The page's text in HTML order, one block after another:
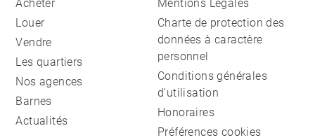
Acheter
Louer
Vendre
Les quartiers
Nos agences
Barnes
Actualités
Mentions Légales
Charte de protection des
données à caractère
personnel
Conditions générales
d'utilisation
Honoraires
Préférences cookies